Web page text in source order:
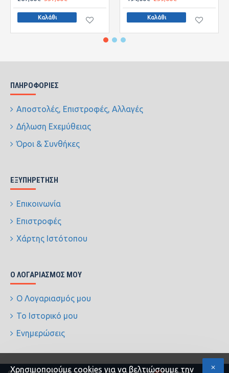
Καλάθι Καλάθι
ΠΛΗΡΟΦΟΡΊΕΣ
Αποστολές, Επιστροφές, Αλλαγές
Δήλωση Εχεμύθειας
Όροι & Συνθήκες
ΕΞΥΠΗΡΈΤΗΣΗ
Επικοινωνία
Επιστροφές
Χάρτης Ιστότοπου
Ο ΛΟΓΑΡΙΑΣΜΌΣ ΜΟΥ
Ο Λογαριασμός μου
Το Ιστορικό μου
Ενημερώσεις
Xρησιμοποιούμε cookies για να βελτιώσουμε την